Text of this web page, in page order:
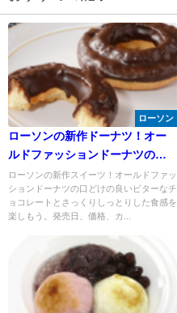
ローソン
ローソンの新作ドーナツ！オー
ルドファッションドーナツの魅
力とは？
ローソンの新作スイーツ！オールドファッ
ションドーナツの口どけの良いビターなチ
ョコレートとさっくりしっとりした食感を
楽しもう。発売日、価格、カ...